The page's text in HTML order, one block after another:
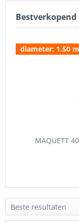
Bestverkopend
diameter: 1.50
MAQUETT